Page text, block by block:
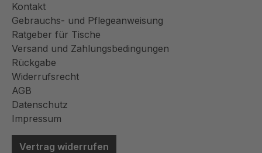
Kontakt
Gebrauchs- und Pflegeanweisung
Ratgeber für Tische
Versand und Zahlungsbedingungen
Rückgabe
Widerrufsrecht
AGB
Datenschutz
Impressum
Vertrag widerrufen